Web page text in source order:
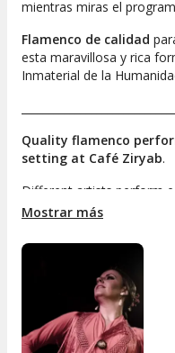
mientras miras el
Flamenco de calidad
esta maravillosa y rica
Inmaterial de la
Quality flamenco
setting at Café Ziryab.
Different artists perform
unique show every time.
emerging talents. Enjoy a
High-quality flamenco for
this wonderful and rich
Heritage of Humanity by
Mostrar más